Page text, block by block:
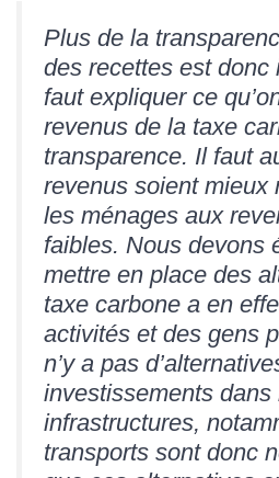
Plus de la
des recettes est donc
faut expliquer ce
revenus de la taxe
transparence. Il faut
revenus soient mieux
les ménages aux
faibles. Nous devons
mettre en place des
taxe carbone a en
activités et des gens
n’y a pas
investissements dans
infrastructures,
transports sont donc